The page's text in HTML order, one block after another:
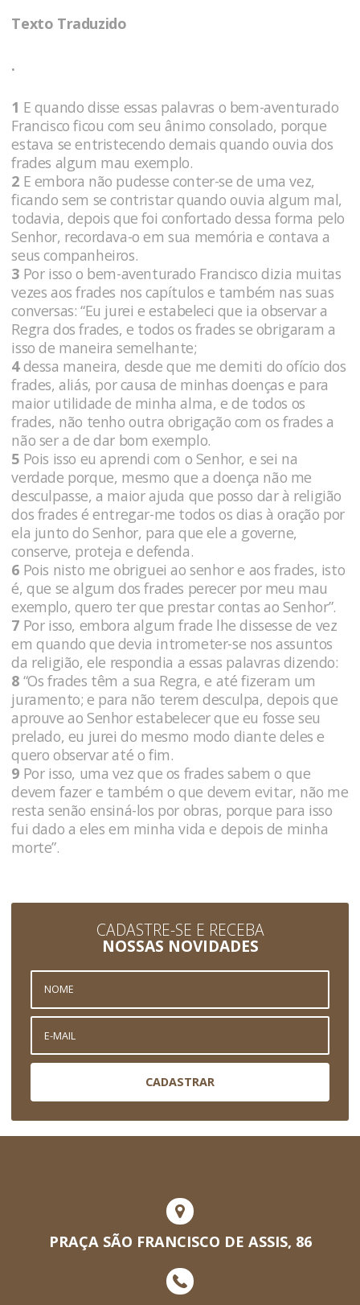
Texto Traduzido
.
1 E quando disse essas palavras o bem-aventurado
Francisco ficou com seu ânimo consolado, porque
estava se entristecendo demais quando ouvia dos
frades algum mau exemplo.
2 E embora não pudesse conter-se de uma vez,
ficando sem se contristar quando ouvia algum mal,
todavia, depois que foi confortado dessa forma pelo
Senhor, recordava-o em sua memória e contava a
seus companheiros.
3 Por isso o bem-aventurado Francisco dizia muitas
vezes aos frades nos capítulos e também nas suas
conversas: “Eu jurei e estabeleci que ia observar a
Regra dos frades, e todos os frades se obrigaram a
isso de maneira semelhante;
4dessa maneira, desde que me demiti do ofício dos
frades, aliás, por causa de minhas doenças e para
maior utilidade de minha alma, e de todos os
frades, não tenho outra obrigação com os frades a
não ser a de dar bom exemplo.
5 Pois isso eu aprendi com o Senhor, e sei na
verdade porque, mesmo que a doença não me
desculpasse, a maior ajuda que posso dar à religião
dos frades é entregar-me todos os dias à oração por
ela junto do Senhor, para que ele a governe,
conserve, proteja e defenda.
6 Pois nisto me obriguei ao senhor e aos frades, isto
é, que se algum dos frades perecer por meu mau
exemplo, quero ter que prestar contas ao Senhor”.
7 Por isso, embora algum frade lhe dissesse de vez
em quando que devia intrometer-se nos assuntos
da religião, ele respondia a essas palavras dizendo:
8 “Os frades têm a sua Regra, e até fizeram um
juramento; e para não terem desculpa, depois que
aprouve ao Senhor estabelecer que eu fosse seu
prelado, eu jurei do mesmo modo diante deles e
quero observar até o fim.
9 Por isso, uma vez que os frades sabem o que
devem fazer e também o que devem evitar, não me
resta senão ensiná-los por obras, porque para isso
fui dado a eles em minha vida e depois de minha
morte”.
CADASTRE-SE E RECEBA
NOSSAS NOVIDADES
CADASTRAR
PRAÇA SÃO FRANCISCO DE ASSIS, 86